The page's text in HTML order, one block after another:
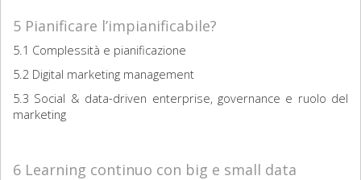
5 Pianificare l’impianificabile?
5.1 Complessità e pianificazione
5.2 Digital marketing management
5.3 Social & data-driven enterprise, governance e ruolo del
marketing
6 Learning continuo con big e small data